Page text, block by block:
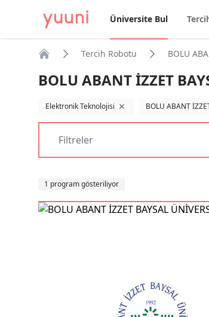
Üniversite Bul
Tercih Robotu BOLU
BOLU ABANT İZZET
Elektronik Teknolojisi filtreyi kaldırBOLU ABANT
Filtreler
1 program gösteriliyor